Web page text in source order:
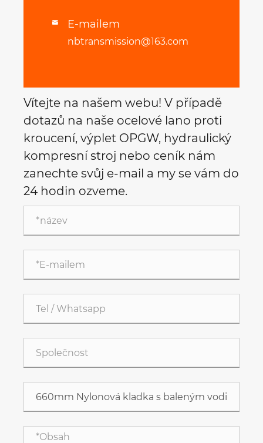
 E-mailem
nbtransmission@163.com
Vítejte na našem webu! V případě
dotazů na naše ocelové lano proti
kroucení, výplet OPGW, hydraulický
kompresní stroj nebo ceník nám
zanechte svůj e-mail a my se vám do
24 hodin ozveme.